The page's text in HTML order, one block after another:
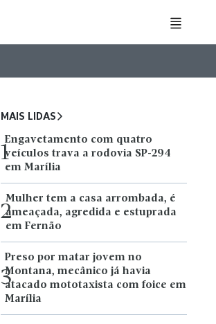
MAIS LIDAS
1
Engavetamento com quatro
veículos trava a rodovia SP-294
em Marília
2
Mulher tem a casa arrombada, é
ameaçada, agredida e estuprada
em Fernão
3
Preso por matar jovem no
Montana, mecânico já havia
atacado mototaxista com foice em
Marília